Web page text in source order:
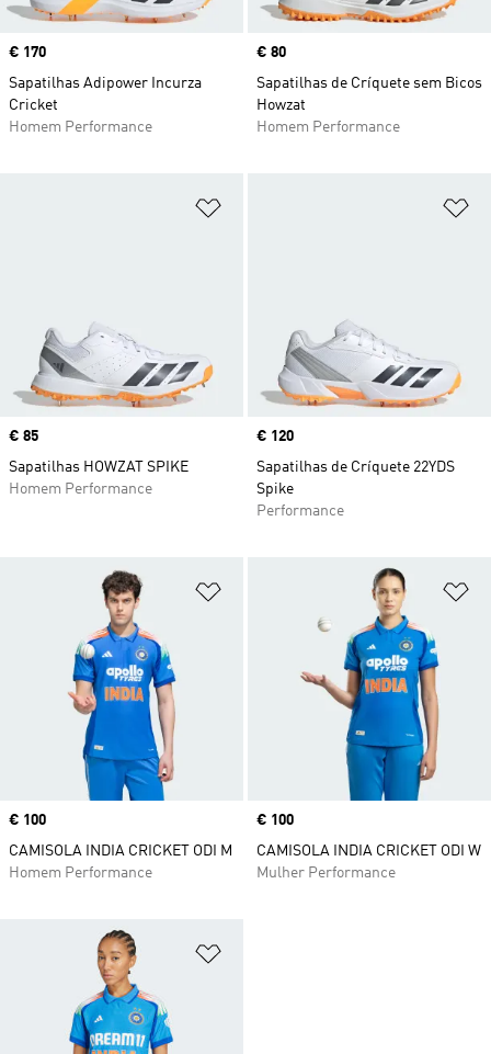
Price
€ 170
Sapatilhas Adipower Incurza
Cricket
Homem Performance
Price
€ 80
Sapatilhas de Críquete sem Bicos
Howzat
Homem Performance
Price
€ 85
Sapatilhas HOWZAT SPIKE
Homem Performance
Price
€ 120
Sapatilhas de Críquete 22YDS
Spike
Performance
Adicionar à Lista de Desejos
Price
€ 100
CAMISOLA INDIA CRICKET ODI M
Homem Performance
Price
€ 100
CAMISOLA INDIA CRICKET ODI W
Mulher Performance